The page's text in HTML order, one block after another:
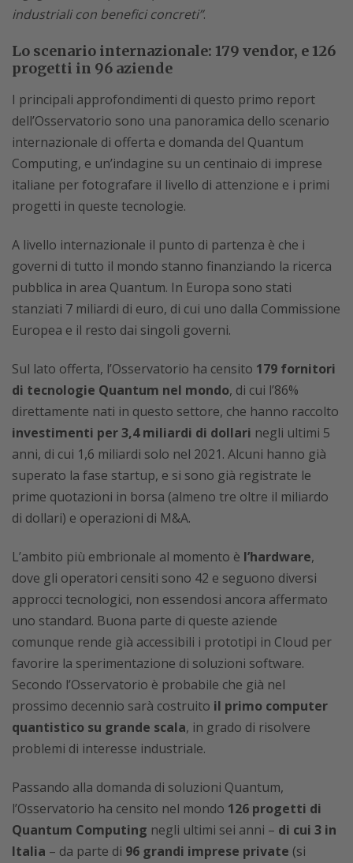
industriali con benefici concreti”.
Lo scenario internazionale: 179 vendor, e 126
progetti in 96 aziende
I principali approfondimenti di questo primo report
dell’Osservatorio sono una panoramica dello scenario
internazionale di offerta e domanda del Quantum
Computing, e un’indagine su un centinaio di imprese
italiane per fotografare il livello di attenzione e i primi
progetti in queste tecnologie.
A livello internazionale il punto di partenza è che i
governi di tutto il mondo stanno finanziando la ricerca
pubblica in area Quantum. In Europa sono stati
stanziati 7 miliardi di euro, di cui uno dalla Commissione
Europea e il resto dai singoli governi.
Sul lato offerta, l’Osservatorio ha censito 179 fornitori
di tecnologie Quantum nel mondo, di cui l’86%
direttamente nati in questo settore, che hanno raccolto
investimenti per 3,4 miliardi di dollari negli ultimi 5
anni, di cui 1,6 miliardi solo nel 2021. Alcuni hanno già
superato la fase startup, e si sono già registrate le
prime quotazioni in borsa (almeno tre oltre il miliardo
di dollari) e operazioni di M&A.
L’ambito più embrionale al momento è l’hardware,
dove gli operatori censiti sono 42 e seguono diversi
approcci tecnologici, non essendosi ancora affermato
uno standard. Buona parte di queste aziende
comunque rende già accessibili i prototipi in Cloud per
favorire la sperimentazione di soluzioni software.
Secondo l’Osservatorio è probabile che già nel
prossimo decennio sarà costruito il primo computer
quantistico su grande scala, in grado di risolvere
problemi di interesse industriale.
Passando alla domanda di soluzioni Quantum,
l’Osservatorio ha censito nel mondo 126 progetti di
Quantum Computing negli ultimi sei anni – di cui 3 in
Italia – da parte di 96 grandi imprese private (si